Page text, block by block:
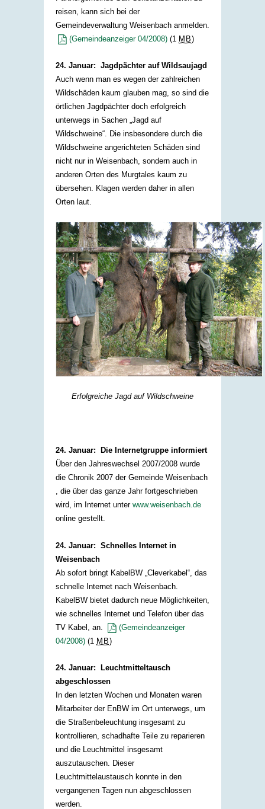
reisen, kann sich bei der
Gemeindeverwaltung Weisenbach anmelden.
(Gemeindeanzeiger 04/2008) (1 MB)
24. Januar: Jagdpächter auf Wildsaujagd
Auch wenn man es wegen der zahlreichen
Wildschäden kaum glauben mag, so sind die
örtlichen Jagdpächter doch erfolgreich
unterwegs in Sachen „Jagd auf
Wildschweine“. Die insbesondere durch die
Wildschweine angerichteten Schäden sind
nicht nur in Weisenbach, sondern auch in
anderen Orten des Murgtales kaum zu
übersehen. Klagen werden daher in allen
Orten laut.
Erfolgreiche Jagd auf Wildschweine
24. Januar: Die Internetgruppe informiert
Über den Jahreswechsel 2007/2008 wurde
die Chronik 2007 der Gemeinde Weisenbach
, die über das ganze Jahr fortgeschrieben
wird, im Internet unter www.weisenbach.de
online gestellt.
24. Januar: Schnelles Internet in
Weisenbach
Ab sofort bringt KabelBW „Cleverkabel“, das
schnelle Internet nach Weisenbach.
KabelBW bietet dadurch neue Möglichkeiten,
wie schnelles Internet und Telefon über das
TV Kabel, an.
(Gemeindeanzeiger
04/2008) (1 MB)
24. Januar: Leuchtmitteltausch
abgeschlossen
In den letzten Wochen und Monaten waren
Mitarbeiter der EnBW im Ort unterwegs, um
die Straßenbeleuchtung insgesamt zu
kontrollieren, schadhafte Teile zu reparieren
und die Leuchtmittel insgesamt
auszutauschen. Dieser
Leuchtmittelaustausch konnte in den
vergangenen Tagen nun abgeschlossen
werden.